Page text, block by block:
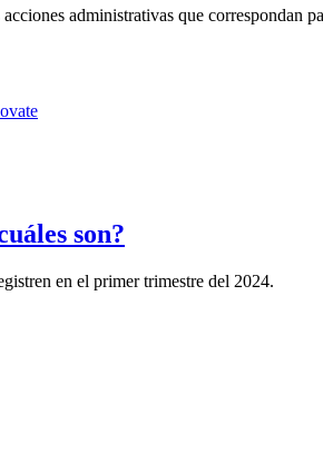
administrativas que correspondan
son?
en el primer trimestre del 2024.